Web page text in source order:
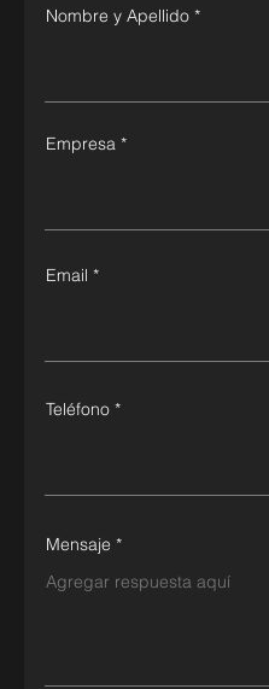
Nombre y Apellido
Empresa
Email
Teléfono
Mensaje